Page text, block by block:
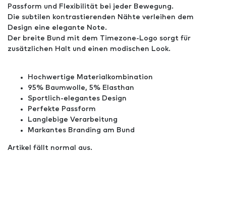
Passform und Flexibilität bei jeder Bewegung.
Die subtilen kontrastierenden Nähte verleihen dem
Design eine elegante Note.
Der breite Bund mit dem Timezone-Logo sorgt für
zusätzlichen Halt und einen modischen Look.
Hochwertige Materialkombination
95% Baumwolle, 5% Elasthan
Sportlich-elegantes Design
Perfekte Passform
Langlebige Verarbeitung
Markantes Branding am Bund
Artikel fällt normal aus.